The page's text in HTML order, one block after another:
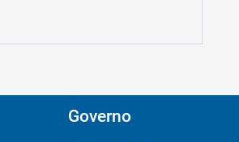
Governo